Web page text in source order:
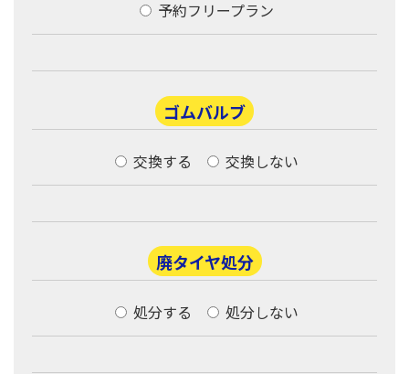
予約フリープラン
ゴムバルブ
交換する 交換しない
廃タイヤ処分
処分する 処分しない